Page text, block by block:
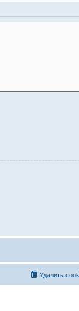
Удалить